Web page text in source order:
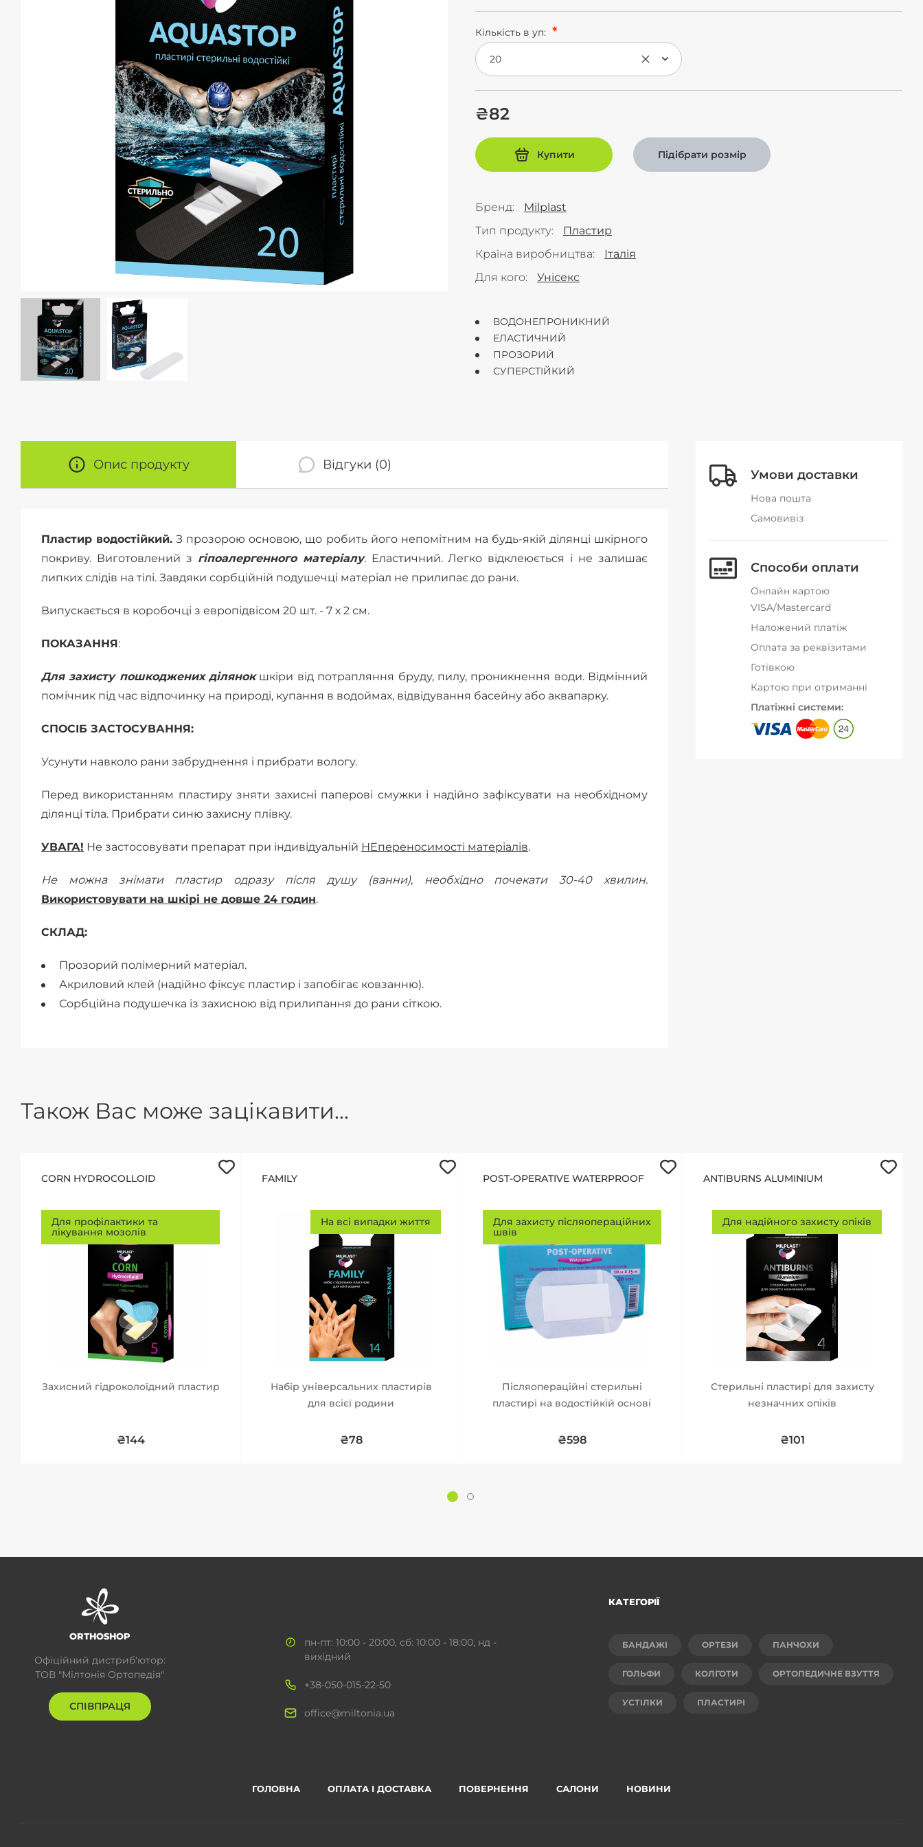
Для вагітних
Кількість в уп:
20
₴82
Купити Підібрати розмір
Бренд
Milplast
Тип продукту
Пластир
Країна виробництва
Італія
Для кого
Унісекс
ВОДОНЕПРОНИКНИЙ
ЕЛАСТИЧНИЙ
ПРОЗОРИЙ
СУПЕРСТІЙКИЙ
Опис продукту Відгуки (0)
Пластир водостійкий. З прозорою основою, що робить його непомітним на будь-якій ділянці шкірного
покриву. Виготовлений з гіпоалергенного матеріалу. Еластичний. Легко відклеюється і не залишає
липких слідів на тілі. Завдяки сорбційній подушечці матеріал не прилипає до рани.
Випускається в коробочці з европідвісом 20 шт. - 7 х 2 см.
ПОКАЗАННЯ:
Для захисту пошкоджених ділянокшкіри від потрапляння бруду, пилу, проникнення води. Відмінний
помічник під час відпочинку на природі, купання в водоймах, відвідування басейну або аквапарку.
СПОСІБ ЗАСТОСУВАННЯ:
Усунути навколо рани забруднення і прибрати вологу.
Перед використанням пластиру зняти захисні паперові смужки і надійно зафіксувати на необхідному
ділянці тіла. Прибрати синю захисну плівку.
УВАГА! Не застосовувати препарат при індивідуальній НЕпереносимості матеріалів.
Не можна знімати пластир одразу після душу (ванни), необхідно почекати 30-40 хвилин.
Використовувати на шкірі не довше 24 годин.
СКЛАД:
Прозорий полімерний матеріал.
Акриловий клей (надійно фіксує пластир і запобігає ковзанню).
Сорбційна подушечка із захисною від прилипання до рани сіткою.
Умови доставки
Нова пошта
Самовивіз
Способи оплати
Онлайн картою
VISA/Mastercard
Наложений платіж
Оплата за реквізитами
Готівкою
Картою при отриманні
Платіжні системи:
Також Вас може зацікавити...
CORN HYDROCOLLOID
Для профілактики та
лікування мозолів
Захисний гідроколоїдний пластир
₴144
FAMILY
На всі випадки життя
Набір універсальних пластирів
для всієї родини
₴78
POST-OPERATIVE WATERPROOF
Для захисту післяопераційних
швів
Післяопераційні стерильні
пластирі на водостійкій основі
₴598
ANTIBURNS ALUMINIUM
Для надійного захисту опіків
Стерильні пластирі для захисту
незначних опіків
₴101
ORTHOSHOP
Офіційний дистриб'ютор:
ТОВ "Мілтонія Ортопедія"
СПІВПРАЦЯ
пн-пт: 10:00 - 20:00, сб: 10:00 - 18:00, нд -
вихідний
+38-050-015-22-50
office@miltonia.ua
КАТЕГОРІЇ
БАНДАЖІ ОРТЕЗИ ПАНЧОХИ
ГОЛЬФИ КОЛГОТИ ОРТОПЕДИЧНЕ ВЗУТТЯ
УСТІЛКИ ПЛАСТИРІ
ГОЛОВНА ОПЛАТА І ДОСТАВКА ПОВЕРНЕННЯ САЛОНИ НОВИНИ